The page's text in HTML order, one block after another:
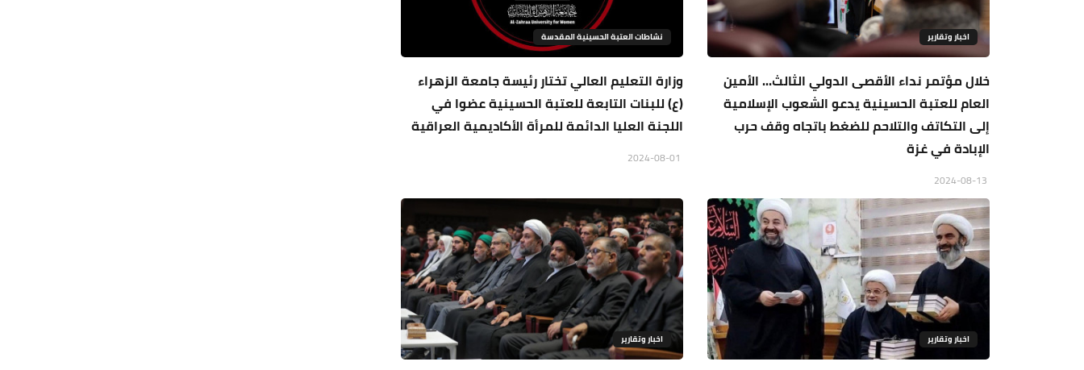
اخبار وتقارير
خلال مؤتمر نداء الأقصى الدولي الثالث... الأمين
العام للعتبة الحسينية يدعو الشعوب الإسلامية
إلى التكاتف والتلاحم للضغط باتجاه وقف حرب
الإبادة في غزة
نشاطات العتبة الحسينية المقدسة
وزارة التعليم العالي تختار رئيسة جامعة الزهراء
(ع) للبنات التابعة للعتبة الحسينية عضوا في
اللجنة العليا الدائمة للمرأة الأكاديمية العراقية
اخبار وتقارير اخبار وتقارير